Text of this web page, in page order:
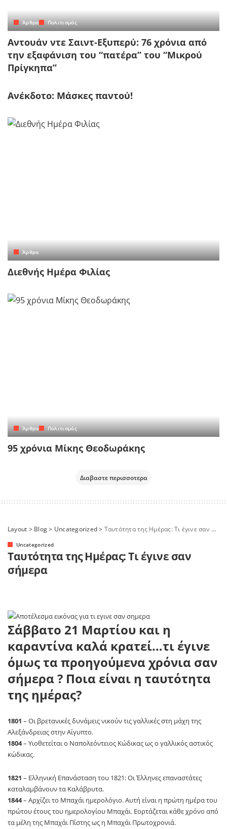
Άρθρα Πολιτισμός
Αντουάν ντε Σαιντ-Εξυπερύ: 76 χρόνια από
την εξαφάνιση του “πατέρα” του “Μικρού
Πρίγκηπα”
Ανέκδοτο: Μάσκες παντού!
Άρθρα
Διεθνής Ημέρα Φιλίας
Άρθρα Πολιτισμός
95 χρόνια Μίκης Θεοδωράκης
Διαβαστε περισσοτερα
Layout > Blog> Uncategorized> Ταυτότητα της Ημέρας: Τι έγινε σαν σήμερα
Uncategorized
Ταυτότητα της Ημέρας: Τι έγινε σαν
σήμερα
Σάββατο 21 Μαρτίου και η
καραντίνα καλά κρατεί…τι έγινε
όμως τα προηγούμενα χρόνια σαν
σήμερα ? Ποια είναι η ταυτότητα
της ημέρας?
1801 – Οι βρετανικές δυνάμεις νικούν τις γαλλικές στη μάχη της
Αλεξάνδρειας στην Αίγυπτο.
1804– Υιοθετείται ο Ναπολεόντειος Κώδικας ως ο γαλλικός αστικός
κώδικας.
1821 – Ελληνική Επανάσταση του 1821: Οι Έλληνες επαναστάτες
καταλαμβάνουν τα Καλάβρυτα.
1844– Αρχίζει το Μπαχάι ημερολόγιο. Αυτή είναι η πρώτη ημέρα του
πρώτου έτους του ημερολογίου Μπαχάι. Εορτάζεται κάθε χρόνο από
τα μέλη της Μπαχάι Πίστης ως η Μπαχάι Πρωτοχρονιά.